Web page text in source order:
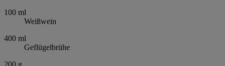
100 ml
Weißwein
400 ml
Geflügelbrühe
200 g